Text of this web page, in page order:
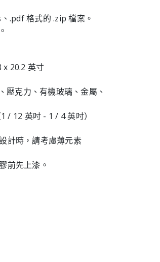
.pdf 格式的 .zip 檔案。
20.2 英寸
壓克力、有機玻璃、金屬、
/ 12 英吋 - 1 / 4 英吋）
計時，請考慮薄元素
前先上漆。